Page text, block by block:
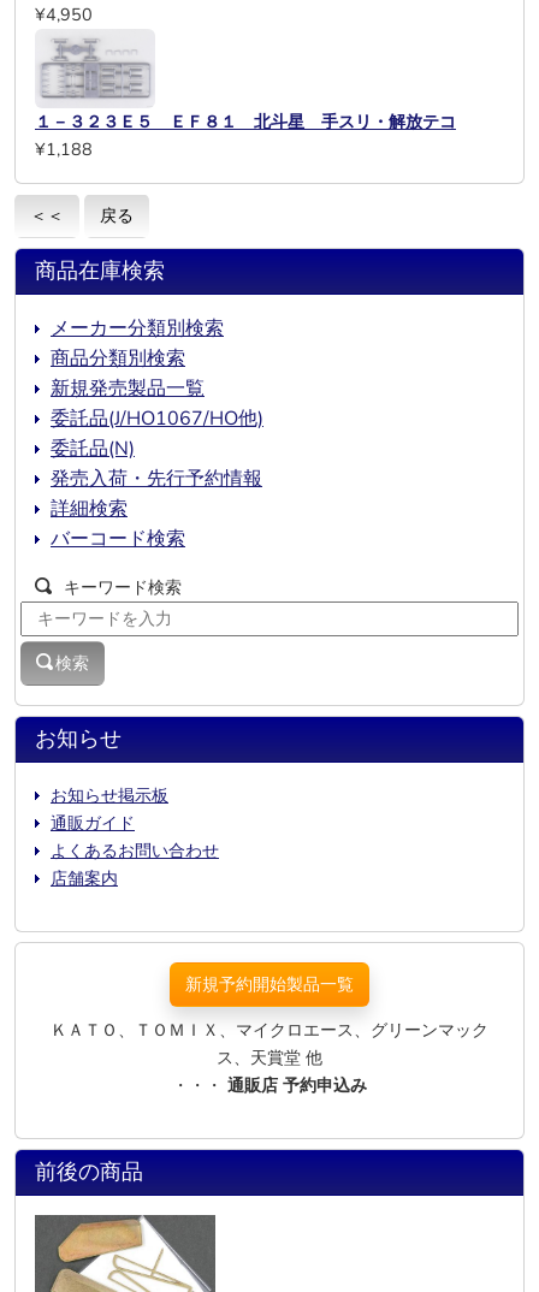
¥4,950
１－３２３Ｅ５ ＥＦ８１ 北斗星 手スリ・解放テコ
¥1,188
＜＜ 戻る
お知らせ
お知らせ掲示板
通販ガイド
よくあるお問い合わせ
店舗案内
商品在庫検索
メーカー分類別検索
商品分類別検索
新規発売製品一覧
委託品(J/HO1067/HO他)
委託品(N)
発売入荷・先行予約情報
詳細検索
バーコード検索
キーワード検索
検索
新規予約開始製品一覧
ＫＡＴＯ、ＴＯＭＩＸ、マイクロエース、グリーンマック
ス、天賞堂 他
・・・ 通販店 予約申込み
前後の商品